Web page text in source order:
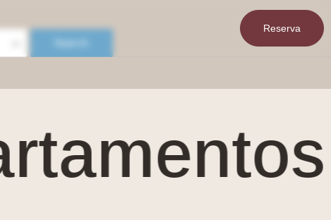
Reserva
⋅